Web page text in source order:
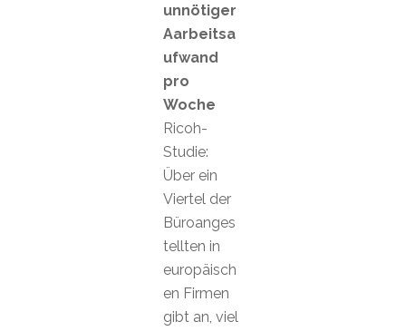
unnötiger
Aarbeitsa
ufwand
pro
Woche
Ricoh-
Studie:
Über ein
Viertel der
Büroanges
tellten in
europäisch
en Firmen
gibt an, viel